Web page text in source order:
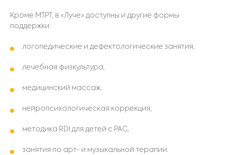
Кроме МТРТ, в «Луче» доступны и другие формы
поддержки:
логопедические и дефектологические занятия,
лечебная физкультура,
медицинский массаж,
нейропсихологическая коррекция,
методика RDI для детей с РАС,
занятия по арт- и музыкальной терапии.